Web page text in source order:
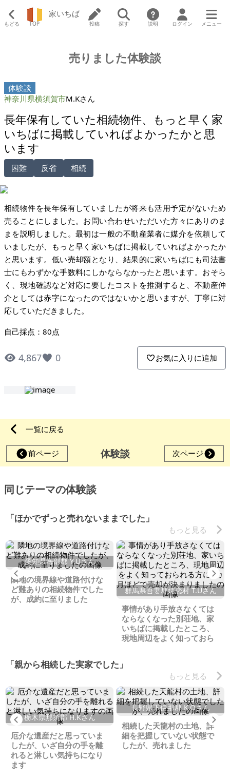
もどる TOP
家いちば
投稿 探す 説明 ログイン メニュー
売りました体験談
体験談
神奈川県横須賀市M.Kさん
長年保有していた相続物件、もっと早く家
いちばに掲載していればよかったかと思
います
困難 反省 相続
相続物件を長年保有していましたが将来も活用予定がないため
売ることにしました。お問い合わせいただいた方々にありのま
まを説明しました。最初は一般の不動産業者に媒介を依頼して
いましたが、もっと早く家いちばに掲載していればよかったか
と思います。低い売却額となり、結果的に家いちばにも司法書
士にもわずかな手数料にしかならなかったと思います。おそら
く、現地確認など対応に要したコストを推測すると、不動産仲
介としては赤字になったのではないかと思いますが、丁寧に対
応していただきました。
自己採点：80点
4,867 0 お気に入りに追加
一覧に戻る
前ページ 体験談 次ページ
同じテーマの体験談
「ほかでずっと売れないままでした」
もっと見る
愛知県海部郡 Y.Uさん
隣地の境界線や道路付けな
ど難ありの相続物件でした
が、成約に至りました
群馬県吾妻郡嬬恋村 T.Uさん
事情があり手放さなくては
ならなくなった別荘地、家
いちばに掲載したところ、
現地周辺をよく知っておら
「親から相続した実家でした」
もっと見る
Previous
栃木県那須郡 H.Kさん
厄介な遺産だと思っていま
したが、いざ自分の手を離
れると淋しい気持ちになり
ます
長野県下伊那郡 K.Oさん
相続した天龍村の土地、詳
細を把握していない状態で
したが、売れました